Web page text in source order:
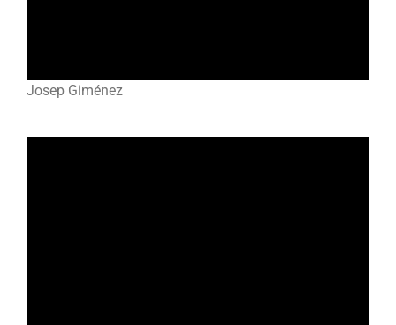
Josep Giménez